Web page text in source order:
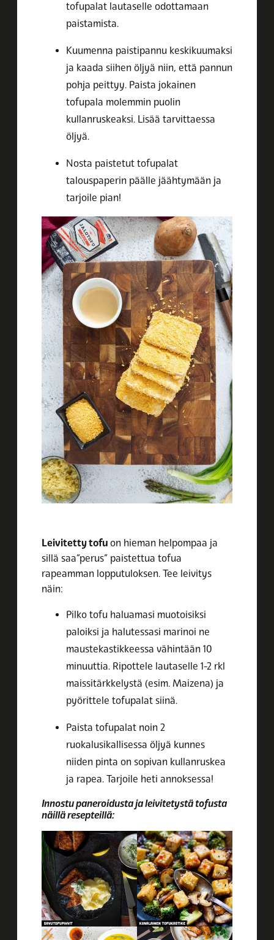
tofupalat lautaselle odottamaan
paistamista.
Kuumenna paistipannu keskikuumaksi
ja kaada siihen öljyä niin, että pannun
pohja peittyy. Paista jokainen
tofupala molemmin puolin
kullanruskeaksi. Lisää tarvittaessa
öljyä.
Nosta paistetut tofupalat
talouspaperin päälle jäähtymään ja
tarjoile pian!
Leivitetty tofu on hieman helpompaa ja
sillä saa”perus” paistettua tofua
rapeamman lopputuloksen. Tee leivitys
näin:
Pilko tofu haluamasi muotoisiksi
paloiksi ja halutessasi marinoi ne
maustekastikkeessa vähintään 10
minuuttia. Ripottele lautaselle 1-2 rkl
maissitärkkelystä (esim. Maizena) ja
pyörittele tofupalat siinä.
Paista tofupalat noin 2
ruokalusikallisessa öljyä kunnes
niiden pinta on sopivan kullanruskea
ja rapea. Tarjoile heti annoksessa!
Innostu paneroidusta ja leivitetystä tofusta
näillä resepteillä: